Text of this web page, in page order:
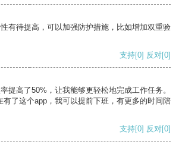
有待提高，可以加强防护措施，比如增加双重验
支持[0] 反对[0]
提高了50%，让我能够更轻松地完成工作任务。
有了这个app，我可以提前下班，有更多的时间陪
支持[0] 反对[0]